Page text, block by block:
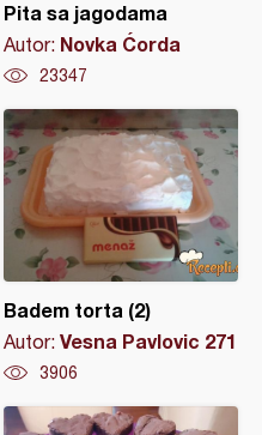
Pita sa jagodama
Autor: Novka Ćorda
23347
Badem torta (2)
Autor: Vesna Pavlovic 271
3906